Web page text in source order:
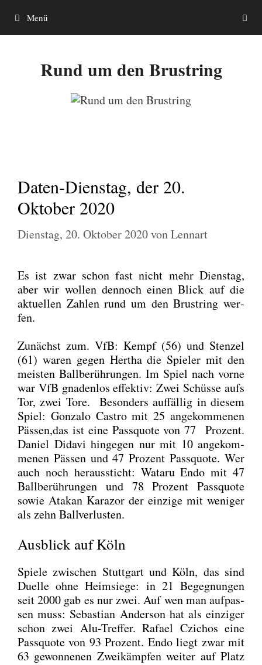
Inhalt
springen
Menü
Rund um den Brustring
Daten-Dienstag, der 20.
Oktober 2020
Dienstag, 20. Oktober 2020vonLennart
Es ist zwar schon fast nicht mehr Diens­tag,
aber wir wol­len den­noch einen Blick auf die
aktu­el­len Zah­len rund um den Brust­ring wer­
fen.
Zunächst zum. VfB: Kempf (56) und Sten­zel
(61) waren gegen Her­tha die Spie­ler mit den
meis­ten Ball­be­rüh­run­gen. Im Spiel nach vor­ne
war VfB gna­den­los effek­tiv: Zwei Schüs­se aufs
Tor, zwei Tore. Beson­ders auf­fäl­lig in die­sem
Spiel: Gon­za­lo Cas­tro mit 25 ange­kom­me­nen
Pässen,das ist eine Pass­quo­te von 77 Pro­zent.
Dani­el Dida­vi hin­ge­gen nur mit 10 ange­kom­
me­nen Päs­sen und 47 Pro­zent Pass­quo­te. Wer
auch noch her­aus­sticht: Wata­ru Endo mit 47
Ball­be­rüh­run­gen und 78 Pro­zent Pass­quo­te
sowie Ata­kan Kara­zor der ein­zi­ge mit weni­ger
als zehn Ball­ver­lus­ten.
Ausblick auf Köln
Spie­le zwi­schen Stutt­gart und Köln, das sind
Duel­le ohne Heim­sie­ge: in 21 Begeg­nun­gen
seit 2000 gab es nur zwei. Auf wen man auf­pas­
sen muss: Sebas­ti­an Ander­son hat als ein­zi­ger
schon zwei Alu-Tref­fer. Rafa­el Czi­chos eine
Pass­quo­te von 93 Pro­zent. Endo liegt zwar mit
63 gewon­ne­nen Zwei­kämp­fen wei­ter auf Platz